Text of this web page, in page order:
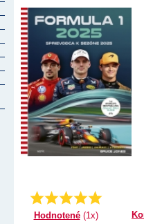
Priemer:
5.0
Hodnotené(1x)